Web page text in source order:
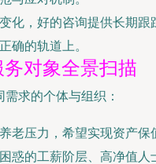
化，好的咨询提供长期跟
确的轨道上。
对象全景扫描
求的个体与组织：
老压力，希望实现资产保
惑的工薪阶层、高净值人